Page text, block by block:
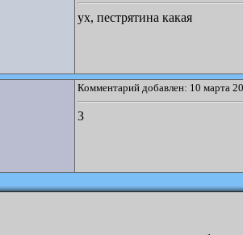
ух, пестрятина какая
Комментарий добавлен: 10 марта
3